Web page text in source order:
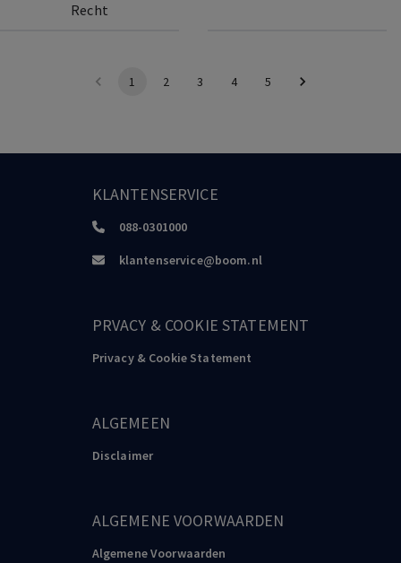
Recht
1 2 3 4 5
KLANTENSERVICE
088-0301000
klantenservice@boom.nl
PRVACY & COOKIE STATEMENT
Privacy & Cookie Statement
ALGEMEEN
Disclaimer
ALGEMENE VOORWAARDEN
Algemene Voorwaarden